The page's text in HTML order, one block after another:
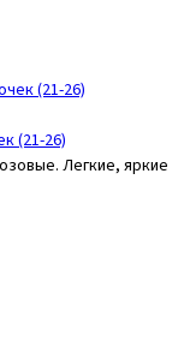
(21-26)
Легкие, яркие